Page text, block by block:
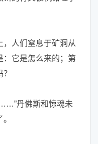
，人们窒息于矿洞从
：它是怎么来的；第
丹佛斯和惊魂未